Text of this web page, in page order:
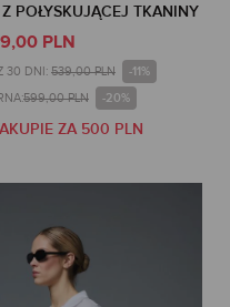
POŁYSKUJĄCEJ TKANINY
PLN
30 DNI: 539,00 PLN -11%
599,00 PLN -20%
ZA 500 PLN